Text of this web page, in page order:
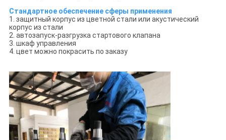
Стандартное обеспечение сферы применения
1. защитный корпус из цветной стали или акустический
корпус из стали
2. автозапуск-разгрузка стартового клапана
3. шкаф управления
4. цвет можно покрасить по заказу